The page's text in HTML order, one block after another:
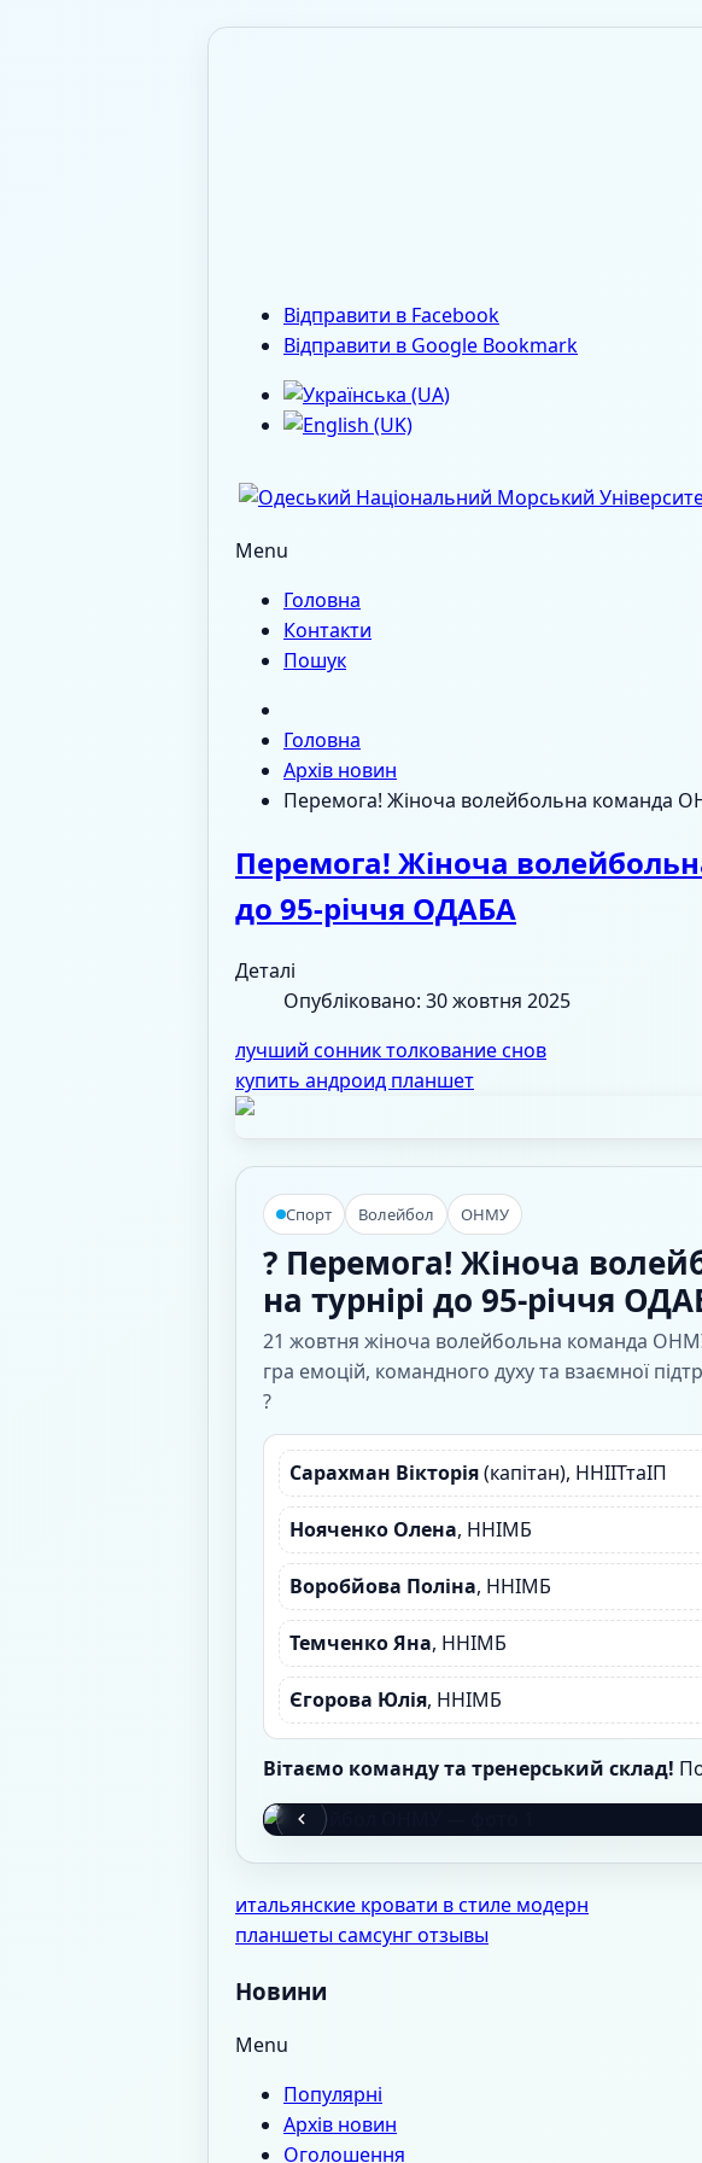
Відправити в Facebook
Відправити в Google Bookmark
Menu
Головна
Контакти
Пошук
Головна
Архів новин
Перемога! Жіноча волейбольна команда
Перемога! Жіноча
до 95-річчя ОДАБА
Деталі
Опубліковано: 30 жовтня 2025
лучший сонник толкование снов
купить андроид планшет
Спорт Волейбол ОНМУ
? Перемога! Жіноча
на турнірі до 95-річчя
21 жовтня жіноча волейбольна команда
гра емоцій, командного духу та взаємної
?
Сарахман Вікторія(капітан), ННІІТтаІП
Нояченко Олена, ННІМБ
Воробйова Поліна, ННІМБ
Темченко Яна, ННІМБ
Єгорова Юлія, ННІМБ
Вітаємо команду та тренерський склад!
итальянские кровати в стиле модерн
планшеты самсунг отзывы
Новини
Menu
Популярні
Архів новин
Оголошення